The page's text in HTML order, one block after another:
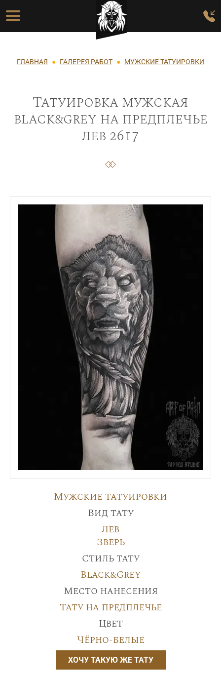
Перейти к основному содержанию
Основная навигация
Строка навигации
ГЛАВНАЯ ГАЛЕРЕЯ РАБОТ МУЖСКИЕ ТАТУИРОВКИ
Татуировка мужская
black&grey на предплечье
лев 2617
Мужские татуировки
Вид тату
Лев
Зверь
Стиль тату
Black&Grey
Место нанесения
Тату на предплечье
Цвет
Чёрно-белые
ХОЧУ ТАКУЮ ЖЕ ТАТУ